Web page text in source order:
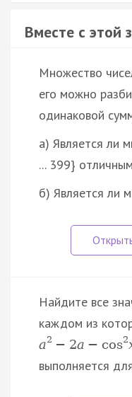
Вместе с этой
Множество
его можно
одинаковой
а) Является ли
... 399}
б) Является ли
Найдите все
каждом из
a2 − 2a − cos2
выполняется